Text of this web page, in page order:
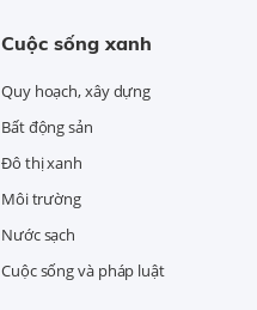
Cuộc sống xanh
Quy hoạch, xây dựng
Bất động sản
Đô thị xanh
Môi trường
Nước sạch
Cuộc sống và pháp luật